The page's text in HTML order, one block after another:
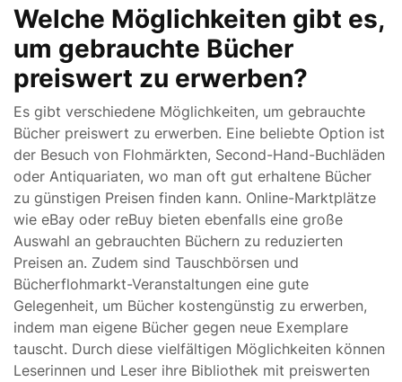
Welche Möglichkeiten gibt es,
um gebrauchte Bücher
preiswert zu erwerben?
Es gibt verschiedene Möglichkeiten, um gebrauchte
Bücher preiswert zu erwerben. Eine beliebte Option ist
der Besuch von Flohmärkten, Second-Hand-Buchläden
oder Antiquariaten, wo man oft gut erhaltene Bücher
zu günstigen Preisen finden kann. Online-Marktplätze
wie eBay oder reBuy bieten ebenfalls eine große
Auswahl an gebrauchten Büchern zu reduzierten
Preisen an. Zudem sind Tauschbörsen und
Bücherflohmarkt-Veranstaltungen eine gute
Gelegenheit, um Bücher kostengünstig zu erwerben,
indem man eigene Bücher gegen neue Exemplare
tauscht. Durch diese vielfältigen Möglichkeiten können
Leserinnen und Leser ihre Bibliothek mit preiswerten